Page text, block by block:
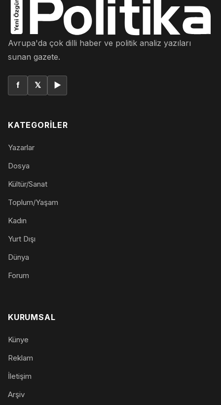
Avrupa'da çok dilli haber ve politik analiz yazıları
sunan gazete.
f 𝕏 ▶
KATEGORILER
Yazarlar
Dosya
Kültür/Sanat
Toplum/Yaşam
Kadın
Yurt Dışı
Dünya
Forum
KURUMSAL
Künye
Reklam
İletişim
Arşiv